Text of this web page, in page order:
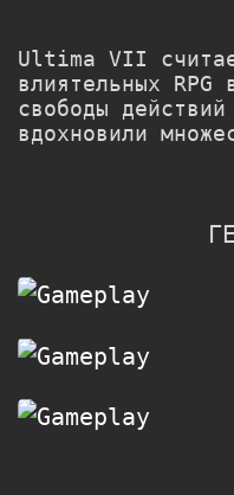
Ultima VII
влиятельных
свободы
вдохновили